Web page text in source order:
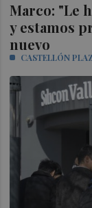
Marco: "Le
y estamos
nuevo
CASTELLÓN